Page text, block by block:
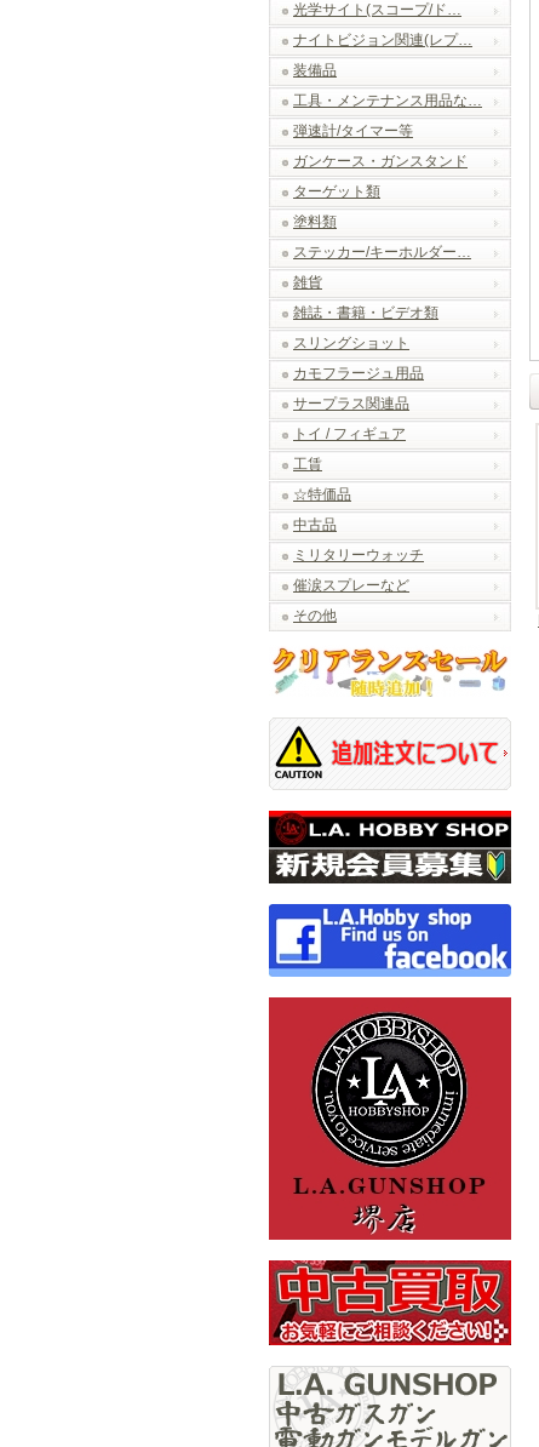
光学サイト(スコープ/ド…
ナイトビジョン関連(レプ…
装備品
工具・メンテナンス用品な…
弾速計/タイマー等
ガンケース・ガンスタンド
ターゲット類
塗料類
ステッカー/キーホルダー…
雑貨
雑誌・書籍・ビデオ類
スリングショット
カモフラージュ用品
サープラス関連品
トイ / フィギュア
工賃
☆特価品
中古品
ミリタリーウォッチ
催涙スプレーなど
その他